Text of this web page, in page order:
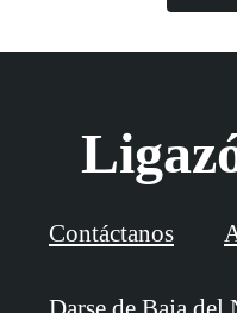
Contáctanos